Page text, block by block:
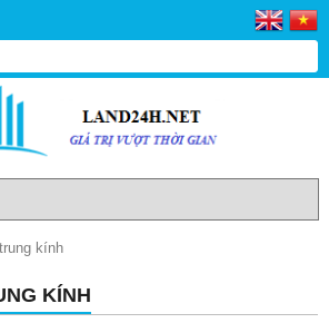
kính
KÍNH